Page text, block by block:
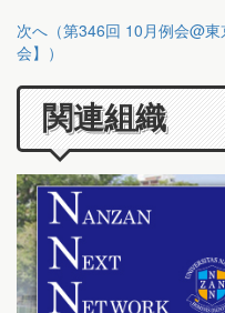
次へ（第346回 10月例会@
会】）
関連組織